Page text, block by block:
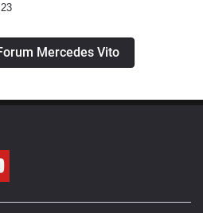
Mercedes Vito